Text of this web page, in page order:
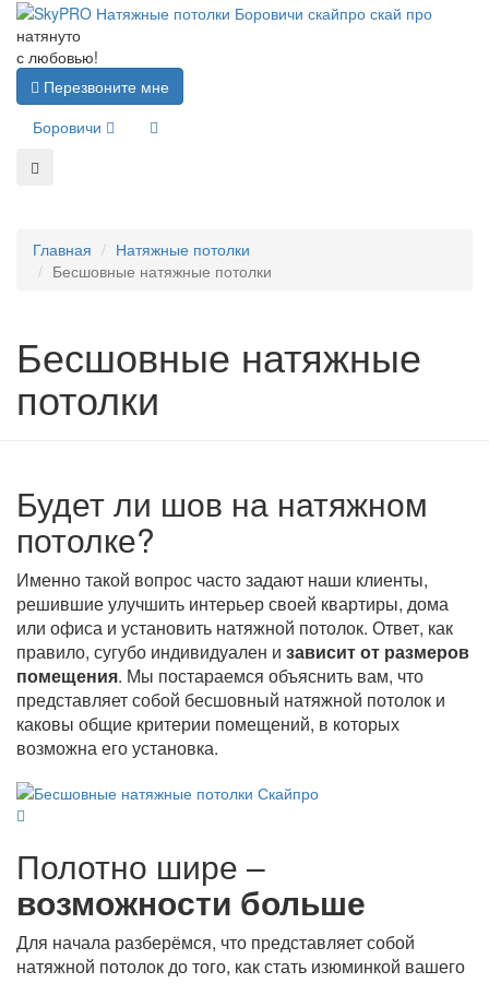
натянуто
с любовью!
Перезвоните мне
Боровичи
Главная
Натяжные потолки
Бесшовные натяжные потолки
Бесшовные натяжные
потолки
Будет ли шов на натяжном
потолке?
Именно такой вопрос часто задают наши клиенты,
решившие улучшить интерьер своей квартиры, дома
или офиса и установить натяжной потолок. Ответ, как
правило, сугубо индивидуален и зависит от размеров
помещения. Мы постараемся объяснить вам, что
представляет собой бесшовный натяжной потолок и
каковы общие критерии помещений, в которых
возможна его установка.
Полотно шире –
возможности больше
Для начала разберёмся, что представляет собой
натяжной потолок до того, как стать изюминкой вашего